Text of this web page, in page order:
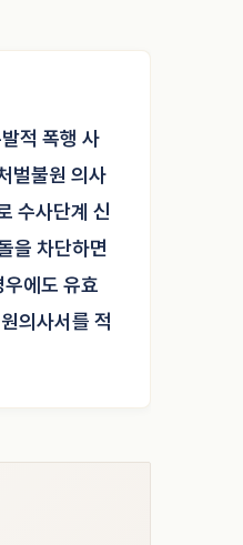
적 폭행 사
벌불원 의사
수사단계 신
을 차단하면
에도 유효
의사서를 적